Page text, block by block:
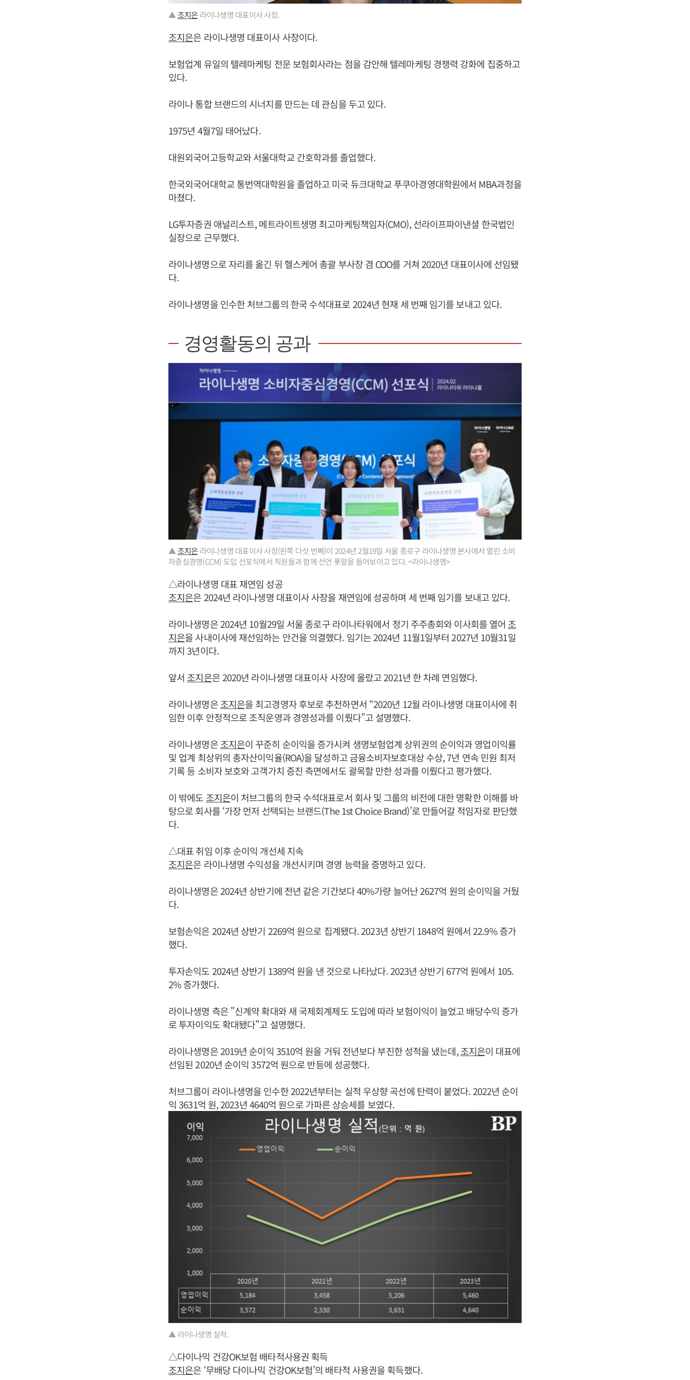
▲조지은 라이나생명 대표이사 사장.
조지은은 라이나생명 대표이사 사장이다.
보험업계 유일의 텔레마케팅 전문 보험회사라는 점을 감안해 텔레마케팅 경쟁력 강화에 집중하고
있다.
라이나 통합 브랜드의 시너지를 만드는 데 관심을 두고 있다.
1975년 4월7일 태어났다.
대원외국어고등학교와 서울대학교 간호학과를 졸업했다.
한국외국어대학교 통번역대학원을 졸업하고 미국 듀크대학교 푸쿠아경영대학원에서 MBA과정을
마쳤다.
LG투자증권 애널리스트, 메트라이트생명 최고마케팅책임자(CMO), 선라이프파이낸셜 한국법인
실장으로 근무했다.
라이나생명으로 자리를 옮긴 뒤 헬스케어 총괄 부사장 겸 COO를 거쳐 2020년 대표이사에 선임됐
다.
라이나생명을 인수한 처브그룹의 한국 수석대표로 2024년 현재 세 번째 임기를 보내고 있다.
경영활동의 공과
▲조지은 라이나생명 대표이사 사장(왼쪽 다섯 번째)이 2024년 2월19일 서울 종로구 라이나생명 본사에서 열린 소비
자중심경영(CCM) 도입 선포식에서 직원들과 함께 선언 푯말을 들어보이고 있다. <라이나생명>
△라이나생명 대표 재연임 성공
조지은은 2024년 라이나생명 대표이사 사장을 재연임에 성공하며 세 번째 임기를 보내고 있다.
라이나생명은 2024년 10월29일 서울 종로구 라이나타워에서 정기 주주총회와 이사회를 열어 조
지은을 사내이사에 재선임하는 안건을 의결했다. 임기는 2024년 11월1일부터 2027년 10월31일
까지 3년이다.
앞서 조지은은 2020년 라이나생명 대표이사 사장에 올랐고 2021년 한 차례 연임했다.
라이나생명은조지은을 최고경영자 후보로 추천하면서 “2020년 12월 라이나생명 대표이사에 취
임한 이후 안정적으로 조직운영과 경영성과를 이뤘다”고 설명했다.
라이나생명은조지은이 꾸준히 순이익을 증가시켜 생명보험업계 상위권의 순이익과 영업이익률
및 업계 최상위의 총자산이익율(ROA)을 달성하고 금융소비자보호대상 수상, 7년 연속 민원 최저
기록 등 소비자 보호와 고객가치 증진 측면에서도 괄목할 만한 성과를 이뤘다고 평가했다.
이 밖에도 조지은이 처브그룹의 한국 수석대표로서 회사 및 그룹의 비전에 대한 명확한 이해를 바
탕으로 회사를 ‘가장 먼저 선택되는 브랜드(The 1st Choice Brand)’로 만들어갈 적임자로 판단했
다.
△대표 취임 이후 순이익 개선세 지속
조지은은 라이나생명 수익성을 개선시키며 경영 능력을 증명하고 있다.
라이나생명은 2024년 상반기에 전년 같은 기간보다 40%가량 늘어난 2627억 원의 순이익을 거뒀
다.
보험손익은 2024년 상반기 2269억 원으로 집계됐다. 2023년 상반기 1848억 원에서 22.9% 증가
했다.
투자손익도 2024년 상반기 1389억 원을 낸 것으로 나타났다. 2023년 상반기 677억 원에서 105.
2% 증가했다.
라이나생명 측은 "신계약 확대와 새 국제회계제도 도입에 따라 보험이익이 늘었고 배당수익 증가
로 투자이익도 확대됐다"고 설명했다.
라이나생명은 2019년 순이익 3510억 원을 거둬 전년보다 부진한 성적을 냈는데,조지은이 대표에
선임된 2020년 순이익 3572억 원으로 반등에 성공했다.
처브그룹이 라이나생명을 인수한 2022년부터는 실적 우상향 곡선에 탄력이 붙었다. 2022년 순이
익 3631억 원, 2023년 4640억 원으로 가파른 상승세를 보였다.
▲ 라이나생명 실적.
△다이나믹 건강OK보험 배타적사용권 획득
조지은은 ‘무배당 다이나믹 건강OK보험’의 배타적 사용권을 획득했다.